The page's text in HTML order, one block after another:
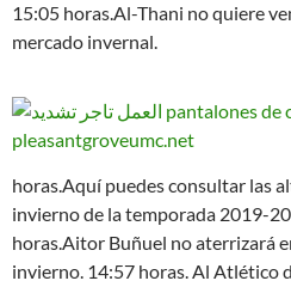
15:05 horas.Al-Thani no quiere
mercado invernal.
horas.Aquí puedes consultar las
invierno de la temporada 2019-
horas.Aitor Buñuel no aterrizará
invierno. 14:57 horas. Al Atlético